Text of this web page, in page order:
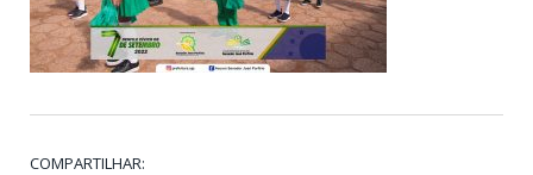
COMPARTILHAR: